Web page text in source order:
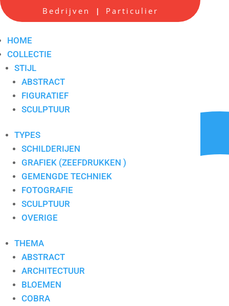
Bedrijven | Particulier
HOME
COLLECTIE
STIJL
ABSTRACT
FIGURATIEF
SCULPTUUR
TYPES
SCHILDERIJEN
GRAFIEK (ZEEFDRUKKEN )
GEMENGDE TECHNIEK
FOTOGRAFIE
SCULPTUUR
OVERIGE
THEMA
ABSTRACT
ARCHITECTUUR
BLOEMEN
COBRA
Frank Leujeune 3
Artikelnummer: